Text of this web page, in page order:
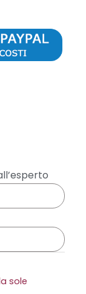
sole